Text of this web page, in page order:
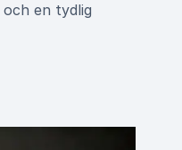
en tydlig